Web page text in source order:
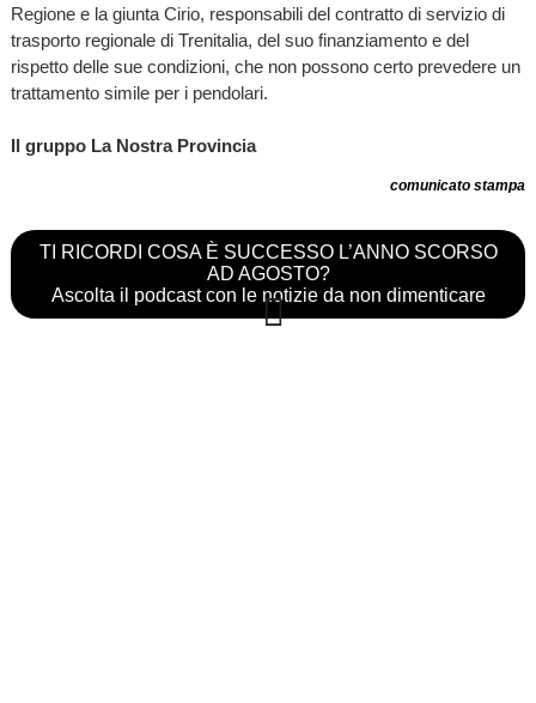
Regione e la giunta Cirio, responsabili del contratto di servizio di
trasporto regionale di Trenitalia, del suo finanziamento e del
rispetto delle sue condizioni, che non possono certo prevedere un
trattamento simile per i pendolari.
Il gruppo La Nostra Provincia
comunicato stampa
TI RICORDI COSA È SUCCESSO L’ANNO SCORSO
AD AGOSTO?
Ascolta il podcast con le notizie da non dimenticare